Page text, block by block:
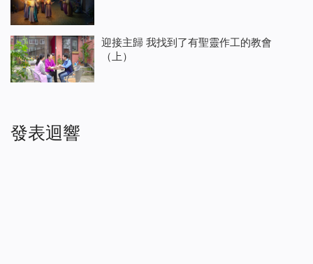
迎接主歸 我找到了有聖靈作工的教會
（上）
發表迴響